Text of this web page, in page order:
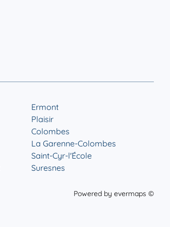
Ermont
Plaisir
Colombes
La Garenne-Colombes
Saint-Cyr-l'École
Suresnes
Powered by evermaps ©